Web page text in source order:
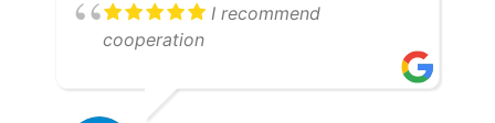
I recommend
cooperation